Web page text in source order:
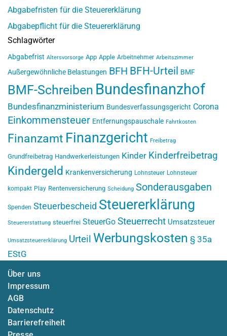
Abgabefristen für die Steuererklärung
Abgabepflicht für die Steuererklärung
Schlagwörter
Abgabefrist Altersvorsorge App Apple Arbeitnehmer Arbeitszimmer
Außergewöhnliche Belastungen BFH BFH-Urteil BMF
BMF-Schreiben Bundesfinanzhof
Bundesfinanzministerium Bundesverfassungsgericht Corona
Einkommensteuer Entfernungspauschale Fahrtkosten
Finanzamt Finanzgericht Freibetrag
Grundfreibetrag Handwerkerleistungen Kinder Kinderfreibetrag
Kindergeld Krankenversicherung Lohnsteuer Lohnsteuer
kompakt Play Rentenversicherung Scheidung Sonderausgaben
Spenden Steuerbescheid Steuererklärung
Steuererstattung steuerfrei SteuerGo Steuerrecht Umsatzsteuer
Umsatzsteuererklärung Urteil Werbungskosten § 35a
EStG
Über uns
Impressum
AGB
Datenschutz
Barrierefreiheit